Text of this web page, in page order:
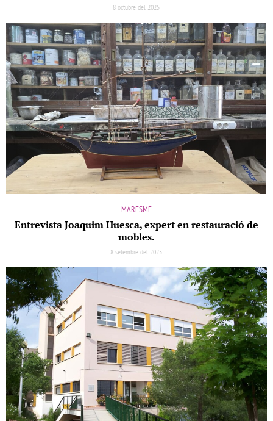
8 octubre del 2025
MARESME
Entrevista Joaquim Huesca, expert en restauració de
mobles.
8 setembre del 2025